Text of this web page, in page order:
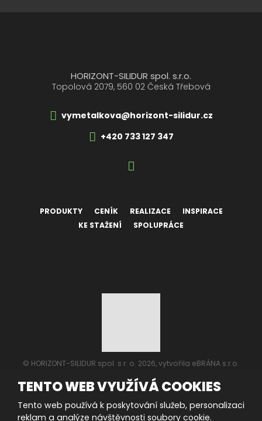
HORIZONT-SILIDUR spol. s.r.o.
Topolová 2079, 560 02 Česká Třebová
vymetalkova@horizont-silidur.cz
+420 733 127 347
PRODUKTY CENÍK REALIZACE
INSPIRACE
KE STAŽENÍ
SPOLUPRÁCE
© HORIZONT-SILIDUR spol. s r. o. 2026, vytvořila eBRÁNA s.r.o.
Podmínky použití
VYROBILA
TENTO WEB VYUŽÍVÁ COOKIES
Tento web používá k poskytování služeb, personalizaci
reklam a analýze návštěvnosti soubory cookie.